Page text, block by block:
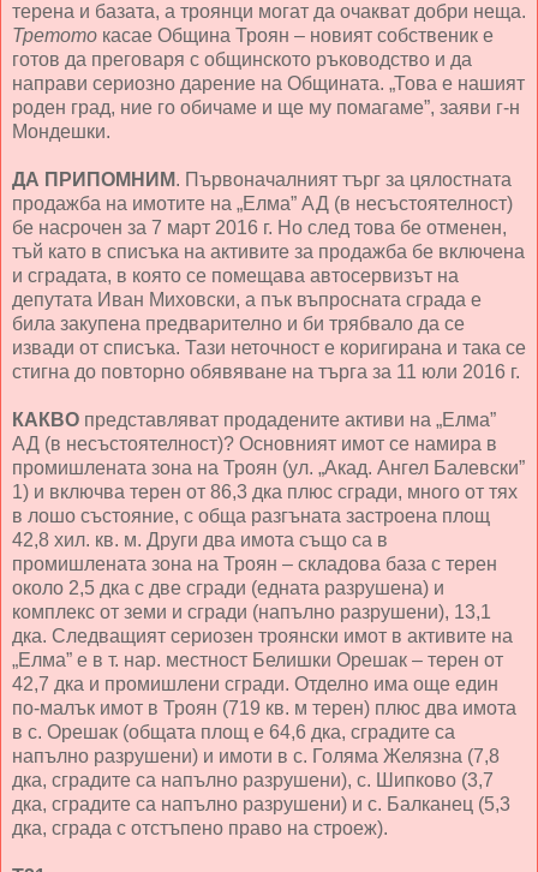
терена и базата, а троянци могат да очакват добри неща.
Третото касае Община Троян – новият собственик е
готов да преговаря с общинското ръководство и да
направи сериозно дарение на Общината. „Това е нашият
роден град, ние го обичаме и ще му помагаме”, заяви г-н
Мондешки.
ДА ПРИПОМНИМ. Първоначалният търг за цялостната
продажба на имотите на „Елма” АД (в несъстоятелност)
бе насрочен за 7 март 2016 г. Но след това бе отменен,
тъй като в списъка на активите за продажба бе включена
и сградата, в която се помещава автосервизът на
депутата Иван Миховски, а пък въпросната сграда е
била закупена предварително и би трябвало да се
извади от списъка. Тази неточност е коригирана и така се
стигна до повторно обявяване на търга за 11 юли 2016 г.
КАКВО представляват продадените активи на „Елма”
АД (в несъстоятелност)? Основният имот се намира в
промишлената зона на Троян (ул. „Акад. Ангел Балевски”
1) и включва терен от 86,3 дка плюс сгради, много от тях
в лошо състояние, с обща разгъната застроена площ
42,8 хил. кв. м. Други два имота също са в
промишлената зона на Троян – складова база с терен
около 2,5 дка с две сгради (едната разрушена) и
комплекс от земи и сгради (напълно разрушени), 13,1
дка. Следващият сериозен троянски имот в активите на
„Елма” е в т. нар. местност Белишки Орешак – терен от
42,7 дка и промишлени сгради. Отделно има още един
по-малък имот в Троян (719 кв. м терен) плюс два имота
в с. Орешак (общата площ е 64,6 дка, сградите са
напълно разрушени) и имоти в с. Голяма Желязна (7,8
дка, сградите са напълно разрушени), с. Шипково (3,7
дка, сградите са напълно разрушени) и с. Балканец (5,3
дка, сграда с отстъпено право на строеж).